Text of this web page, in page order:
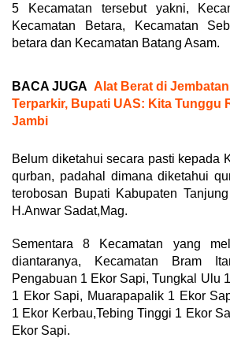
5 Kecamatan tersebut yakni,
Kecamatan Betara, Kecamatan
betara dan Kecamatan Batang Asam.
BACA JUGA Alat Berat di
Terparkir, Bupati UAS: Kita Tunggu
Jambi
Belum diketahui secara pasti kepada
qurban, padahal dimana diketahui
terobosan Bupati Kabupaten
H.Anwar Sadat,Mag.
Sementara 8 Kecamatan yang
diantaranya, Kecamatan Bram
Pengabuan 1 Ekor Sapi, Tungkal Ulu
1 Ekor Sapi, Muarapapalik 1 Ekor
1 Ekor Kerbau,Tebing Tinggi 1 Ekor
Ekor Sapi.